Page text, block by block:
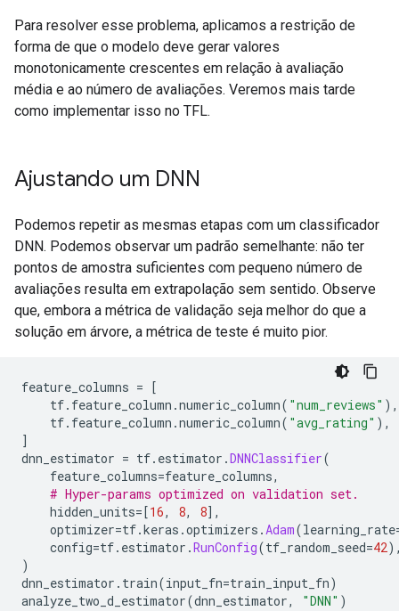
Para resolver esse problema, aplicamos a restrição de
forma de que o modelo deve gerar valores
monotonicamente crescentes em relação à avaliação
média e ao número de avaliações. Veremos mais tarde
como implementar isso no TFL.
Ajustando um DNN
Podemos repetir as mesmas etapas com um classificador
DNN. Podemos observar um padrão semelhante: não ter
pontos de amostra suficientes com pequeno número de
avaliações resulta em extrapolação sem sentido. Observe
que, embora a métrica de validação seja melhor do que a
solução em árvore, a métrica de teste é muito pior.
feature_columns =
[
tf. feature_column .numeric_column( "num_reviews" ),
tf. feature_column .numeric_column( "avg_rating" ),
]
dnn_estimator = tf. estimator .DNNClassifier(
feature_columns=feature_columns,
# Hyper-params optimized on validation set.
hidden_units=[16, 8, 8],
optimizer=tf.keras .optimizers .Adam(learning_rate
config=tf. estimator .RunConfig(tf_random_seed=42
)
dnn_estimator . train(input_fn=train_input_fn)
analyze_two_d_estimator(dnn_estimator, "DNN" )